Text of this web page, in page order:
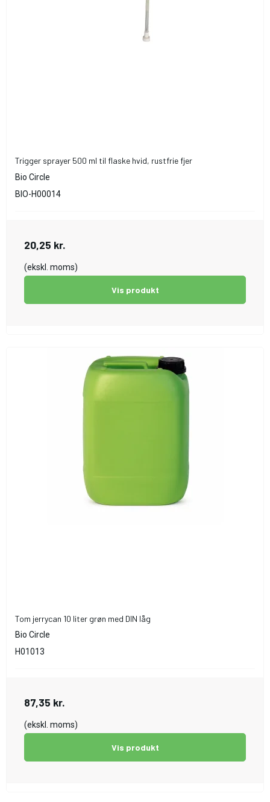
Trigger sprayer 500 ml til flaske hvid, rustfrie fjer
Bio Circle
BIO-H00014
20,25 kr.
(ekskl. moms)
Vis produkt
Tom jerrycan 10 liter grøn med DIN låg
Bio Circle
H01013
87,35 kr.
(ekskl. moms)
Vis produkt